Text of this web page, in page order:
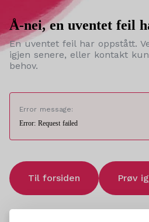
Å-nei, en uventet feil
En uventet feil har oppstått.
igjen senere, eller kontakt
behov.
Error message:
Error: Request failed
Til forsiden Prøv